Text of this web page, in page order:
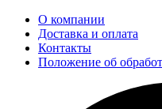
О компании
Доставка и оплата
Контакты
Положение об